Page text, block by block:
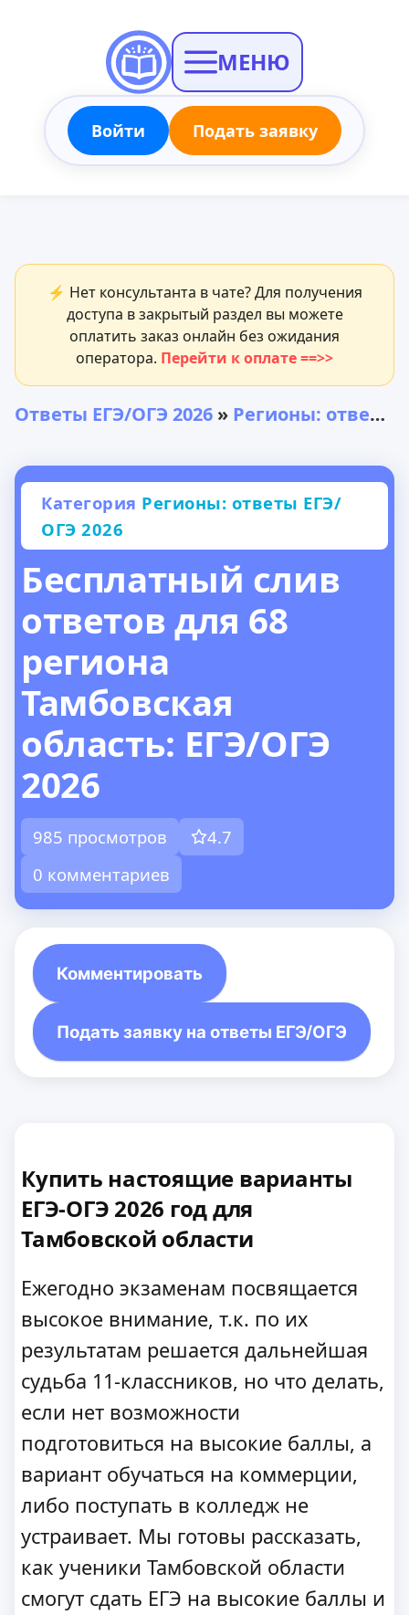
МЕНЮ
Войти Подать заявку
⚡ Нет консультанта в чате? Для получения
доступа в закрытый раздел вы можете
оплатить заказ онлайн без ожидания
оператора. Перейти к оплате ==>>
Ответы ЕГЭ/ОГЭ 2026 » Регионы: ответы ЕГЭ/ОГЭ 2026
Категория Регионы: ответы ЕГЭ/
ОГЭ 2026
Бесплатный слив
ответов для 68
региона
Тамбовская
область: ЕГЭ/ОГЭ
2026
985 просмотров
4.7
0 комментариев
Комментировать
Подать заявку на ответы ЕГЭ/ОГЭ
Купить настоящие варианты
ЕГЭ-ОГЭ 2026 год для
Тамбовской области
Ежегодно экзаменам посвящается
высокое внимание, т.к. по их
результатам решается дальнейшая
судьба 11-классников, но что делать,
если нет возможности
подготовиться на высокие баллы, а
вариант обучаться на коммерции,
либо поступать в колледж не
устраивает. Мы готовы рассказать,
как ученики Тамбовской области
смогут сдать ЕГЭ на высокие баллы и